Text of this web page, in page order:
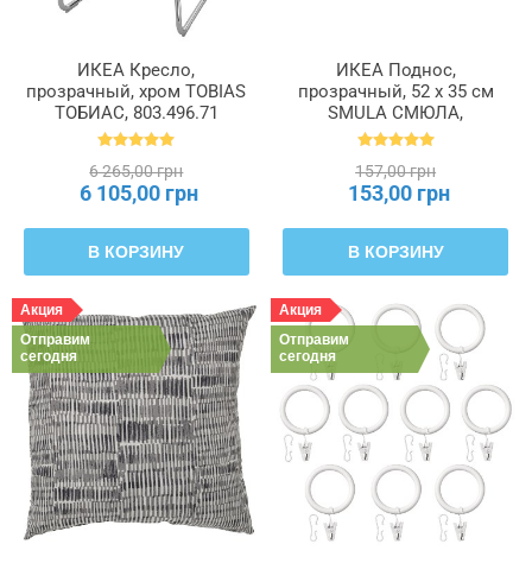
ИКЕА Кресло,
прозрачный, хром TOBIAS
ТОБИАС, 803.496.71
6 265,00 грн
6 105,00 грн
В КОРЗИНУ
ИКЕА Поднос,
прозрачный, 52 x 35 см
SMULA СМЮЛА,
400.411.31
157,00 грн
153,00 грн
В КОРЗИНУ
Акция
Отправим
сегодня
Акция
Отправим
сегодня